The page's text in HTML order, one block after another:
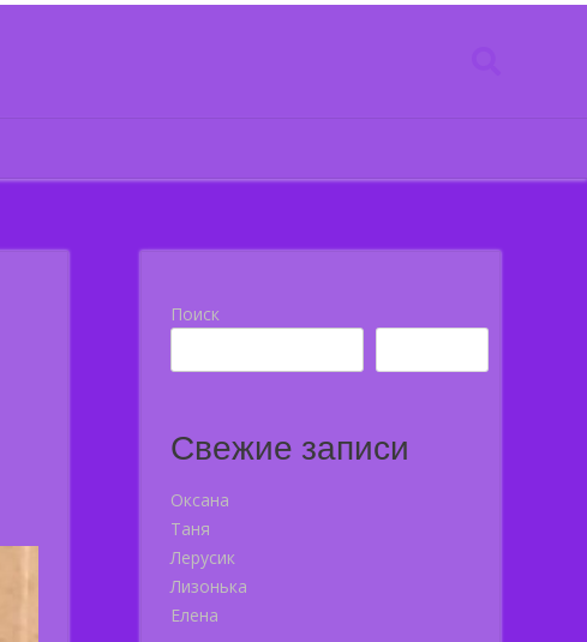
Поиск
Свежие записи
Оксана
Таня
Лерусик
Лизонька
Елена